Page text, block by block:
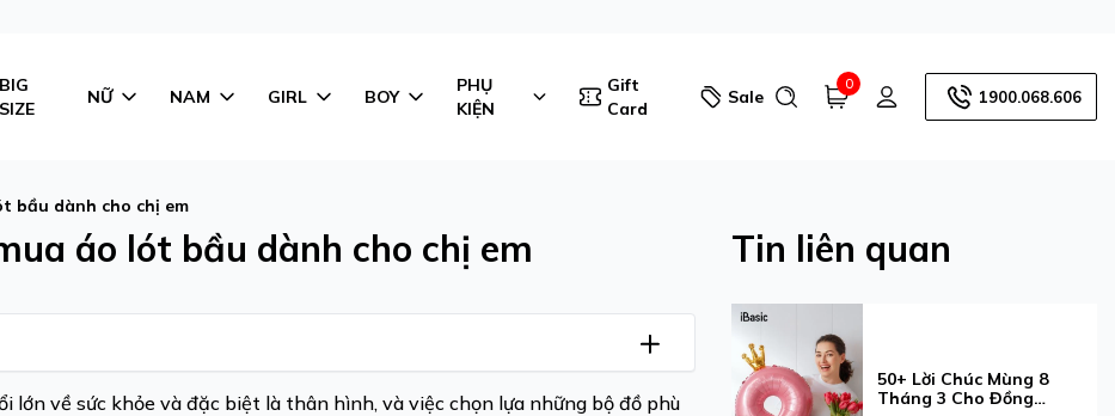
BIG
SIZE
NỮ NAM GIRL BOY
PHỤ
KIỆN
Gift
Card
Sale
0
1900.068.606
bầu dành cho chị em
áo lót bầu dành cho chị em
lớn về sức khỏe và đặc biệt là thân hình, và việc chọn lựa những bộ đồ phù
Tin liên quan
50+ Lời Chúc Mùng 8
Tháng 3 Cho Đồng